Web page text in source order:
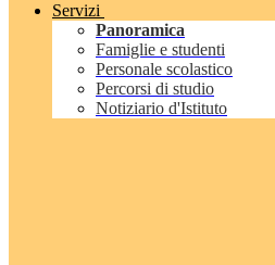
Servizi
Panoramica
Famiglie e studenti
Personale scolastico
Percorsi di studio
Notiziario d'Istituto